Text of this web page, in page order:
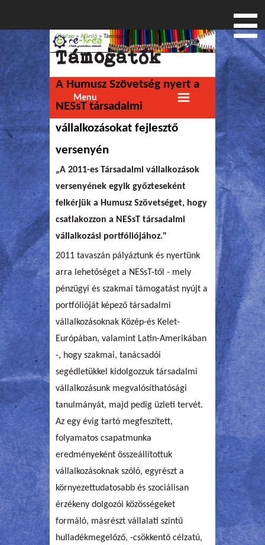
Menu
Jelenlegi hely
Címlap » Ajánló » Támogatók
Támogatók
A Humusz Szövetség nyert a
NESsT társadalmi
vállalkozásokat fejlesztő
versenyén
„A 2011-es Társadalmi vállalkozások
versenyének egyik győzteseként
felkérjük a Humusz Szövetséget, hogy
csatlakozzon a NESsT társadalmi
vállalkozási portfóliójához."
2011 tavaszán pályáztunk és nyertünk
arra lehetőséget a NESsT-től - mely
pénzügyi és szakmai támogatást nyújt a
portfólióját képező társadalmi
vállalkozásoknak Közép-és Kelet-
Európában, valamint Latin-Amerikában
-, hogy szakmai, tanácsadói
segédletükkel kidolgozzuk társadalmi
vállalkozásunk megvalósíthatósági
tanulmányát, majd pedig üzleti tervét.
Az egy évig tartó megfeszített,
folyamatos csapatmunka
eredményeként összeállítottuk
vállalkozásoknak szóló, egyrészt a
környezettudatosabb és szociálisan
érzékeny dolgozói közösségeket
formáló, másrészt vállalati szintű
hulladékmegelőző, -csökkentő célzatú,